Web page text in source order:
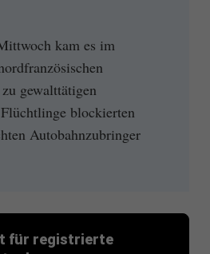
kam es im
gewalttätigen
blockierten
Autobahnzubringer
für registrierte